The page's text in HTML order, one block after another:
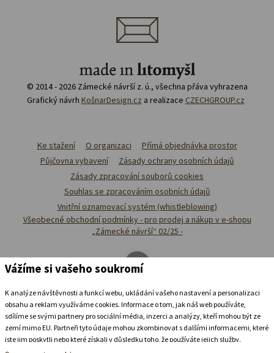
© 2014 - 2026 Zámecké návrší z. ú., všechna přáva vyhrazena
Grafický návrh KošnarDesign.cz a realizace CZECHGROUP.cz
Ke stažení O organizaci
Přímá objednávka prostor
Půjčovna vybavení
Zásady ochrany osobních údajů
Zásady zpracování souborů cookies
Souhlas se zpracováním osobních údajů
Vnitřní oznamovací systém (whistleblowing)
Všeobecné obchodní podmínky - pro prodej a nákup v e-shopu
„Zámecké návrší“ 02/25 -
Vážíme si vašeho soukromí
K analýze návštěvnosti a funkcí webu, ukládání vašeho nastavení a personalizaci
obsahu a reklam využíváme cookies. Informace o tom, jak náš web používáte,
sdílíme se svými partnery pro sociální média, inzerci a analýzy, kteří mohou být ze
zemí mimo EU. Partneři tyto údaje mohou zkombinovat s dalšími informacemi, které
jste jim poskytli nebo které získali v důsledku toho, že používáte jejich služby.
Podrobné informace